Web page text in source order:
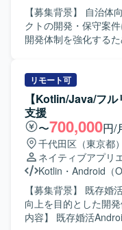
【募集背景】 自治体
クトの開発・保守案
開発体制を強化するための募集で
いただきます。 具体
Web／Androidアプ
Androidアプリ開発、
ド・Webシステム開
プリ開発、REST API
改善、機能追加・改
の仕様調整・連携開
用したアプリ連携、
改善対応などを行っていただき
ロントエンドからバ
体的にキャッチアッ
リモート可
【Kotlin/Java/フ
支援
〜700,000円/
千代田区（東京都）
ネイティブアプリ
Kotlin ・ Android（
【募集背景】 既存婚
向上を目的とした開発体
内容】 既存婚活